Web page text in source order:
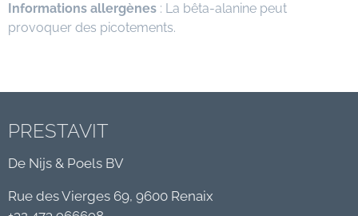
Informations allergènes : La bêta-alanine peut
provoquer des picotements.
PRESTAVIT
De Nijs & Poels BV
Rue des Vierges 69, 9600 Renaix